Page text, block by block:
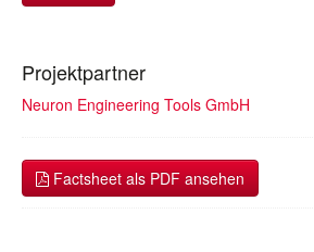
Projektpartner
Neuron Engineering Tools GmbH
Factsheet als PDF ansehen